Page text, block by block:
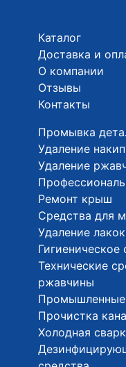
Каталог
Доставка и
О компании
Отзывы
Контакты
Промывка
Удаление
Удаление
Ремонт крыш
Средства для
Удаление
Гигиеническое
Технические
ржавчины
Промышленные
Прочистка
Холодная